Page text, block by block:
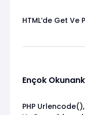
HTML’de Get
Ençok
PHP